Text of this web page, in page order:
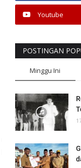
Youtube
POSTINGAN
Minggu Ini